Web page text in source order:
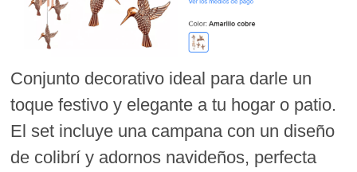
Conjunto decorativo ideal para darle un
toque festivo y elegante a tu hogar o patio.
El set incluye una campana con un diseño
de colibrí y adornos navideños, perfecta